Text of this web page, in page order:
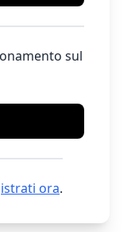
sul
ora.